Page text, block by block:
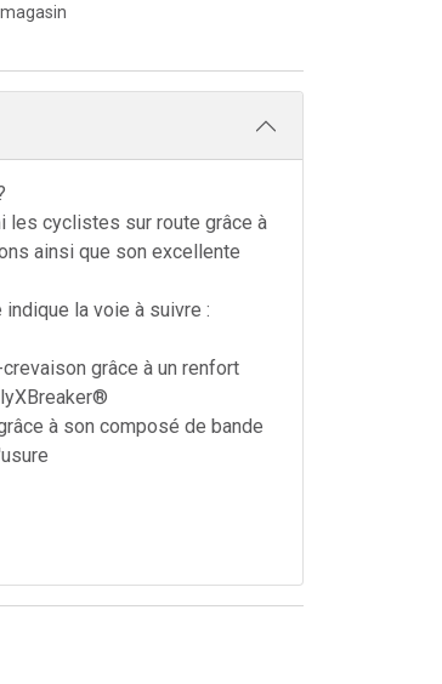
les cyclistes sur route grâce à
ainsi que son excellente
la voie à suivre :
grâce à un renfort
à son composé de bande